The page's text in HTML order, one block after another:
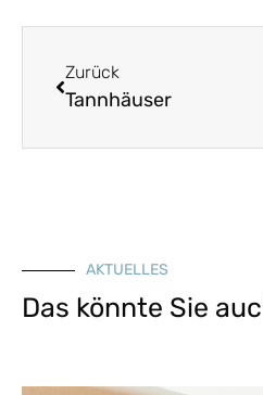
Zurück
Tannhäuser
AKTUELLES
Das könnte Sie